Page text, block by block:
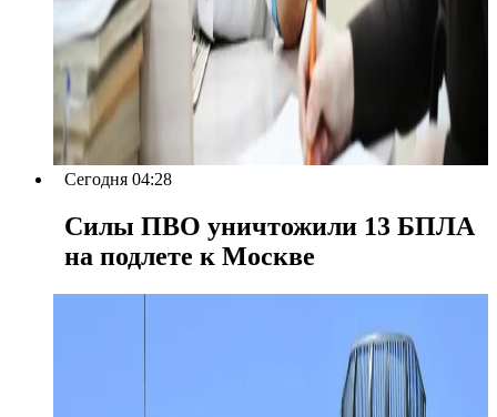
Сегодня 04:28
Силы ПВО уничтожили 13 БПЛА
на подлете к Москве